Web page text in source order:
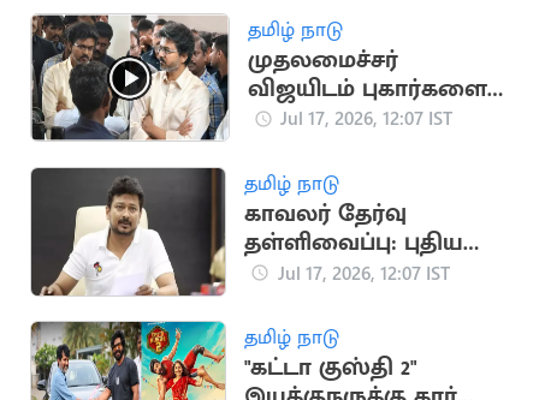
போராட்டம்
தமிழ் நாடு
முதலமைச்சர்
விஜயிடம் புகார்களை
அடுக்கிய விடுதி
Jul 17, 2026, 12:07 IST
தமிழ் நாடு
காவலர் தேர்வு
தள்ளிவைப்பு: புதிய
அரசுக்கு உதயநிதி
Jul 17, 2026, 12:07 IST
தமிழ் நாடு
"கட்டா குஸ்தி 2"